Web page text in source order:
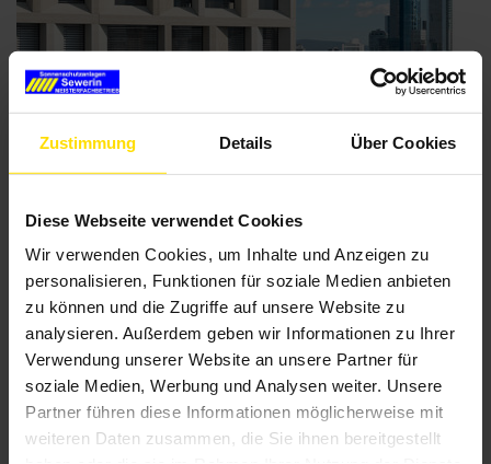
Zustimmung Details Über Cookies
Diese Webseite verwendet Cookies
Wir verwenden Cookies, um Inhalte und Anzeigen zu
personalisieren, Funktionen für soziale Medien anbieten
zu können und die Zugriffe auf unsere Website zu
analysieren. Außerdem geben wir Informationen zu Ihrer
Verwendung unserer Website an unsere Partner für
soziale Medien, Werbung und Analysen weiter. Unsere
Partner führen diese Informationen möglicherweise mit
weiteren Daten zusammen, die Sie ihnen bereitgestellt
WAREMA Windra Flachlamelle:
Windstabilität hat einen Namen
Veröffentlicht
1. August 2023
Sie wohnen in einer windexponierten Lage und möchten trotzdem
nicht auf ein Wohlfühlklima verzichten? Trotz zunehmender
Stürme durch ein raueres Klima möchten Sie Ihre Außenjalousien
nutzen können? Die Windra Flachlamelle von WAREMA verschafft